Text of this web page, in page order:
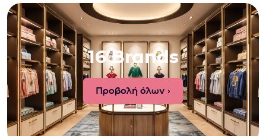
16 Brands
Προβολή όλων ›